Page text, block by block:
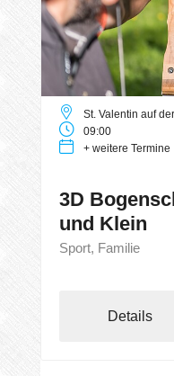
St. Valentin auf
09:00
+ weitere Termine
3D
und Klein
Sport, Familie
Details